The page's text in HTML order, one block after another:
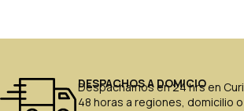
DESPACHOS A DOMICIO
Despachamos en 24 hrs en
48 horas a regiones, domicilio